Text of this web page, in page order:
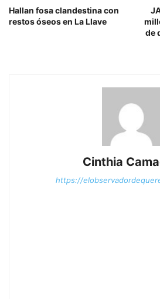
Hallan fosa clandestina con
restos óseos en La Llave
de
Cinthia
https://